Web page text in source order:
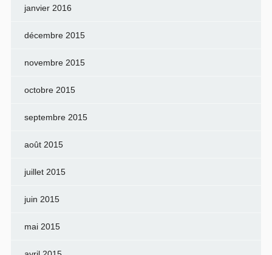
janvier 2016
décembre 2015
novembre 2015
octobre 2015
septembre 2015
août 2015
juillet 2015
juin 2015
mai 2015